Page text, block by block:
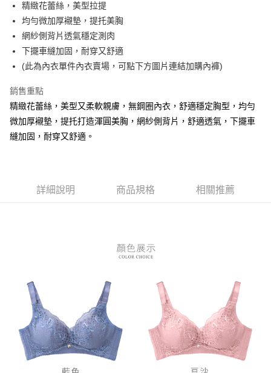
街口支付
悠遊付
AFTEE先享後付
相關說明
AFTEE先享後付是「在收到商品之後才付款」的支付方式。 讓您購物簡單
便利好安心！
１．簡單：不需註冊會員、不需綁卡、不需儲值。
２．便利：只要手機號碼，簡訊認證，即可結帳。
３．安心：先確認商品／服務後，再付款。
２．訂單成立數日內，您將收到繳費通知簡訊。
※ 交易是否成功請以「AFTEE先享後付 」之結帳頁面顯示為準，若有關於
客戶支援中心」
https://netprotections.freshdesk.com/support/home
【注意事項】
１．透過由恩沛科技股份有限公司提供之「AFTEE先享後付」服務完成之交
易，需依本服務之必要範圍內提供個人資料，並將交易相關給付款項請求債
權轉讓予恩沛科技股份有限公司。
２．關於個人資料處理事宜，請瀏覽以下網址：
https://aftee.tw/terms/#terms3
３．未成年的使用者請事先徵得法定代理人或監護人之同意方可使用
ATM付款
運送方式
全家付款取貨
每筆NT$80，滿NT$899(含以上)免運費
黑貓宅急便
每筆NT$80，滿NT$899(含以上)免運費
精緻花蕾絲，美型拉提
均勻微加厚襯墊，提托美胸
網紗側背片透氣穩定測肉
下擺車縫加固，耐穿又舒適
(此為內衣單件內衣賣場，可點下方圖片連結加購內褲)
銷售重點
精緻花蕾絲，美型又柔軟親膚，無鋼圈內衣，舒適穩定胸型，均勻
微加厚襯墊，提托打造渾圓美胸，網紗側背片，舒適透氣，下擺車
縫加固，耐穿又舒適。
詳細說明 商品規格 相關推薦